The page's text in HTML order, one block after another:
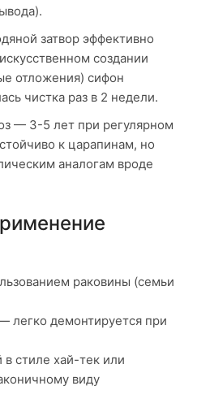
затвор эффективно
создании
отложения) сифон
чистка раз в 2 недели.
— 3-5 лет при регулярном
к царапинам, но
аналогам вроде
раковины (семьи
демонтируется при
стиле хай-тек или
виду